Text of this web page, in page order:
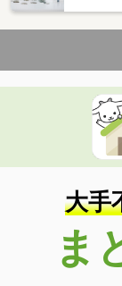
大手
ま